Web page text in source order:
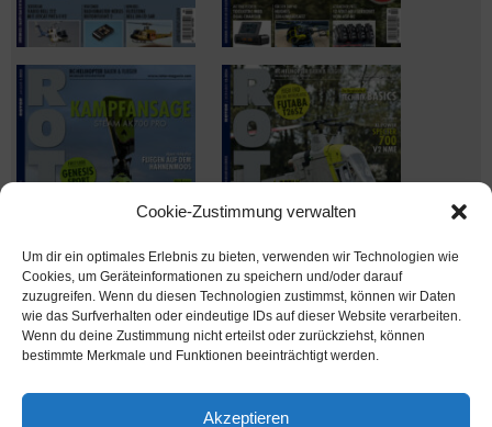
Cookie-Zustimmung verwalten
Um dir ein optimales Erlebnis zu bieten, verwenden wir Technologien wie
Cookies, um Geräteinformationen zu speichern und/oder darauf
zuzugreifen. Wenn du diesen Technologien zustimmst, können wir Daten
wie das Surfverhalten oder eindeutige IDs auf dieser Website verarbeiten.
Wenn du deine Zustimmung nicht erteilst oder zurückziehst, können
bestimmte Merkmale und Funktionen beeinträchtigt werden.
Akzeptieren
Ausgabe verpasst? Kein Problem – einfach nachbestellen im